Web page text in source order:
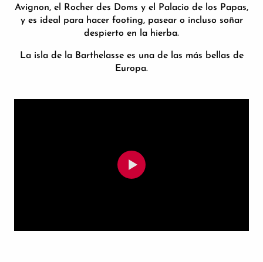
Avignon, el Rocher des Doms y el Palacio de los Papas,
y es ideal para hacer footing, pasear o incluso soñar
despierto en la hierba.
La isla de la Barthelasse es una de las más bellas de
Europa.